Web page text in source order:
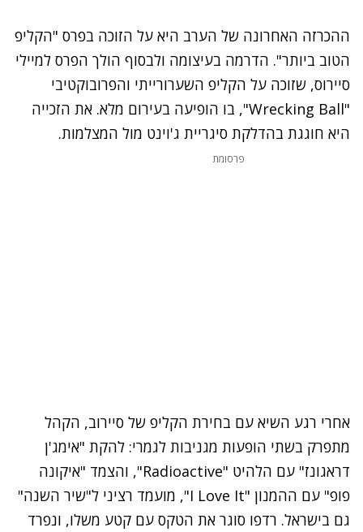
ההכרזה האחרונה של הערב היא על הזוכה בפרס "הקליפ
הטוב ביותר". הדרמה בעיצומה ולבסוף הולך הפרס למיילי
סיירוס, שזוכה על הקליפ השערורייתי והפרובוקטיבי
"Wrecking Ball"
, בו הופיעה בעירום מלא. את הזכייה
היא חוגגת בהדלקת סיגריית ג'וינט מול המצלמות.
פרסומת
אחרי רגע השיא עם בחירת הקליפ של סיירוב, הקהל
מתפרק בשתי הופעות מגניבות לגמרי: להקת "אימג'ן
דראגונז" עם הלהיט "Radioactive", והצמד "איקונה
פופ" עם ההמנון "I Love It", מועמד רציני ל"שיר השנה"
גם בישראל. רדפו סוגר את הטקס עם קטע משלו, ונפרד